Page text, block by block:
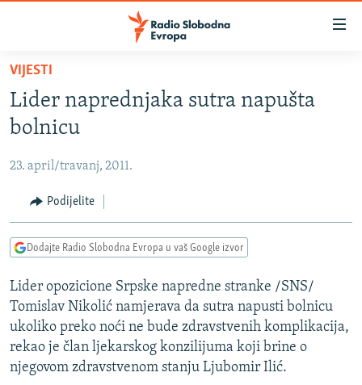
Pređite
glavni
sadržaj
na
navigaciju
Pređite
na
VIJESTI
BOSNA I HERCEGOVINA
KOSOVO
CRNA GORA
VIDEO
FOTOGALERIJE
INFOGRAFIKE
PODCASTI
RAT U UKRAJINI
KINA NA BALKANU
RSE PRIČE IZ SVIJETA
ISPRIČAJ MI
VIJESTI
Lider naprednjaka sutra napušta
bolnicu
23. april/travanj, 2011.
Podijelite
Dodajte Radio Slobodna Evropa u vaš Google izvor
Lider opozicione Srpske napredne stranke /SNS/
Tomislav Nikolić namjerava da sutra napusti bolnicu
ukoliko preko noći ne bude zdravstvenih komplikacija,
rekao je član ljekarskog konzilijuma koji brine o
njegovom zdravstvenom stanju Ljubomir Ilić.